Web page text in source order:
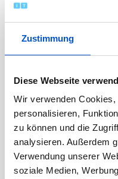
Zustimmung
Diese Webseite
Wir verwenden
personalisieren,
zu können und die
analysieren. Außerdem
Verwendung unserer
soziale Medien,
Dezember 2021
November 2021
Oktober 2021
August 2021
Juli 2021
Juni 2021
April 2021
März 2021